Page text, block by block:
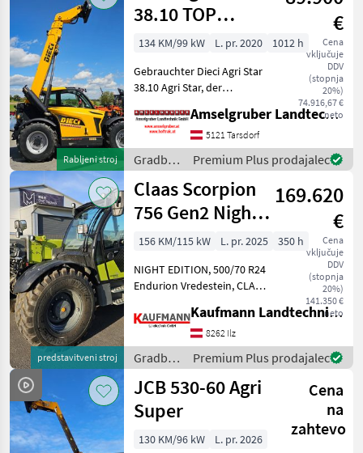
Holland
Rabljeni stroj
38.10 TOP
Gelegenheit
€
Cena
vključuje
DDV
(stopnja
20%)
74.916,67 €
neto
134 KM/99 kW L. pr. 2020
1012 h
Gebrauchter Dieci Agri Star
38.10 Agri Star, der
Teleskoplader für
reibungslose und effiziente
Arbeitszyklen. Die
Produktfamilie Agri Star
besteht a
Amselgruber Landtechnik GmbH
5121 Tarsdorf
Gradbeni
stroji /
Dieci
Premium Plus prodajalec
predstavitveni stroj
Claas Scorpion
756 Gen2 Night
Edition
169.620
€
Cena
vključuje
DDV
(stopnja
20%)
141.350 €
neto
156 KM/115 kW L. pr. 2025
350 h
NIGHT EDITION, 500/70 R24
Endurion Vredestein, CLAAS
hydraulisch,
Teleskoparmführung
seitlich, Steckdose Front 4-
polig, Steckdose Heck 7-
polig, Druckl
Kaufmann Landtechnik GmbH
8262 Ilz
Gradbeni
stroji /
Claas
Premium Plus prodajalec
JCB 530-60 Agri
Super
Cena
na
zahtevo
130 KM/96 kW
L. pr. 2026